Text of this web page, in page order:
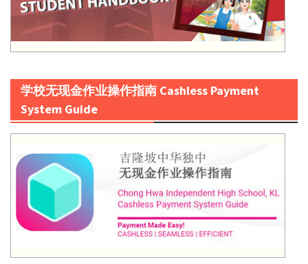
学校无现金作业操作指南 Cashless Payment
System Guide